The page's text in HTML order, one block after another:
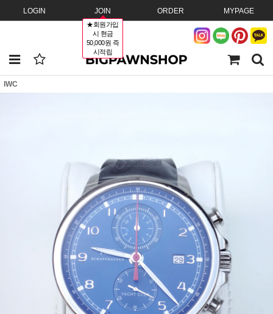
LOGIN JOIN
★회원가입
시 현금
50,000원 즉
시적립
ORDER MYPAGE
IWC